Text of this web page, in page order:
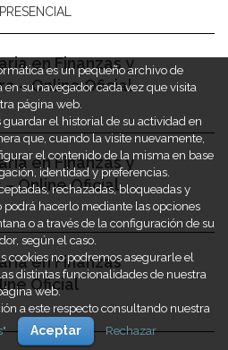
en Finanzas y
– Online Oficial
en Finanzas y
Online Oficial
en Finanzas
Oficial
es un pequeño archivo de
su navegador cada vez que visita
página web.
guardar el historial de su actividad en
que, cuando la visite nuevamente,
el contenido de la misma en base
identidad y preferencias.
rechazadas, bloqueadas y
podrá hacerlo mediante las opciones
o a través de la configuración de su
según el caso.
cookies no podremos asegurarle el
distintas funcionalidades de nuestra
web.
a este respecto consultando nuestra
Aceptar Rechazar